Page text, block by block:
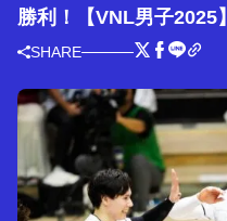
勝利！【VNL男子2025】
SHARE